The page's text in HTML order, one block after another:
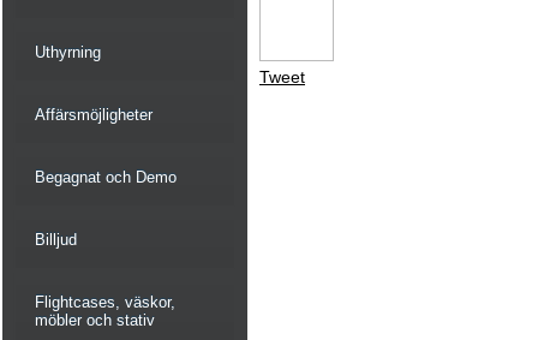
Uthyrning
Affärsmöjligheter
Begagnat och Demo
Billjud
Flightcases, väskor,
möbler och stativ
Tweet